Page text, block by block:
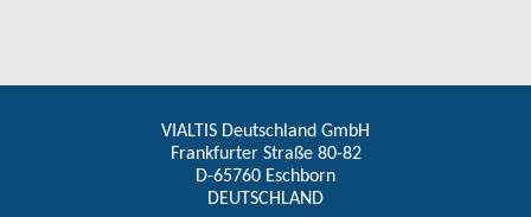
VIALTIS Deutschland GmbH
Frankfurter Straße 80-82
D-65760 Eschborn
DEUTSCHLAND